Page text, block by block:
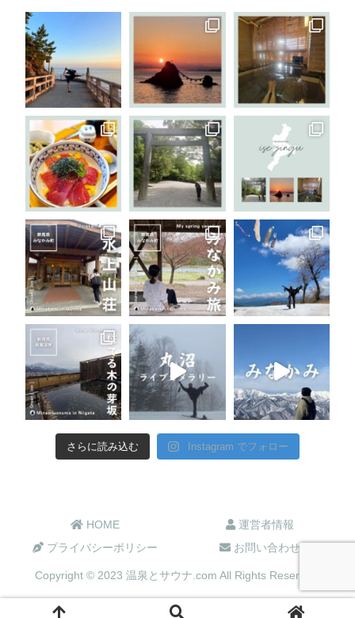
さらに読み込む Instagram でフォロー
HOME
運営者情報
プライバシーポリシー
お問い合わせ
Copyright © 2023 温泉とサウナ.com All Rights Reserved.